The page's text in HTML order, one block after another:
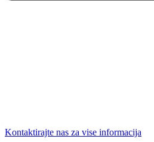
Kontaktirajte nas za vise informacija